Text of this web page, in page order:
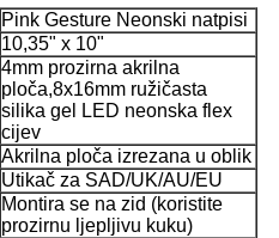
Pink Gesture Neonski natpisi
10,35" x 10"
4mm prozirna akrilna
ploča,8x16mm ružičasta
silika gel LED neonska flex
cijev
Akrilna ploča izrezana u oblik
Utikač za SAD/UK/AU/EU
Montira se na zid (koristite
prozirnu ljepljivu kuku)